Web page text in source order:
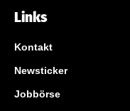
Links
Kontakt
Newsticker
Jobbörse